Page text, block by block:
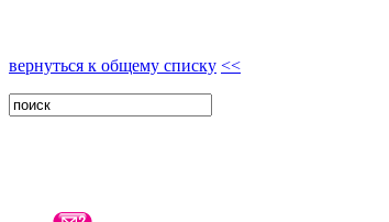
вернуться к общему списку <<